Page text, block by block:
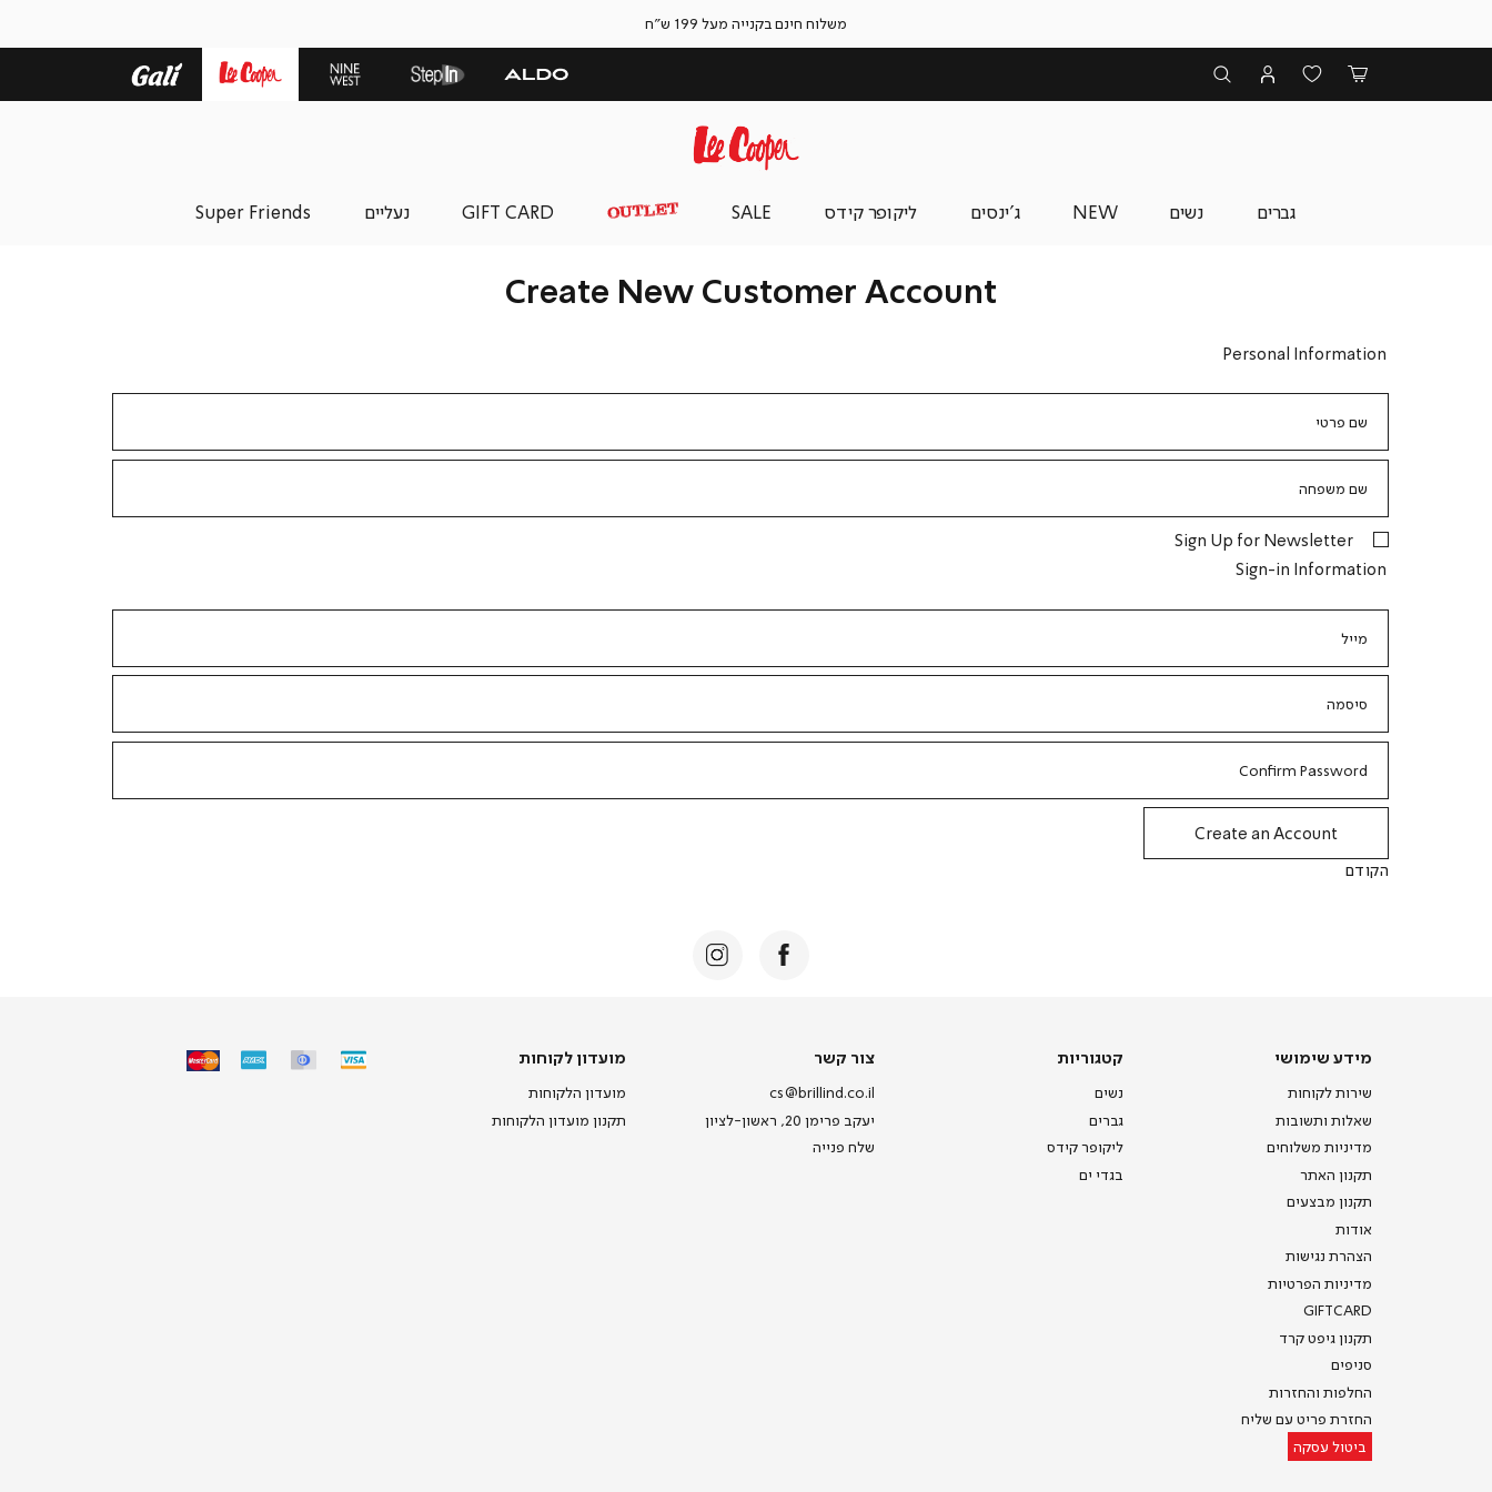
משלוח חינם בקנייה מעל 199 ש"ח
גברים נשים NEW ג'ינסים ליקופר קידס SALE
GIFT CARD נעליים Super Friends
Create New Customer Account
Personal Information
שם פרטי
שם משפחה
Sign Up for Newsletter
Sign-in Information
מייל
סיסמה
Confirm Password
Create an Account
הקודם
מידע
מידע שימושי
שירות לקוחות
שאלות ותשובות
מדיניות משלוחים
תקנון האתר
תקנון מבצעים
אודות
הצהרת נגישות
מדיניות הפרטיות
GIFTCARD
תקנון גיפט קרד
סניפים
החלפות והחזרות
החזרת פריט עם שליח
ביטול עסקה
קטגוריות
קטגוריות
נשים
גברים
ליקופר קידס
בגדי ים
צור
צור קשר
cs@brillind.co.il
יעקב פרימן 20, ראשון-לציון
שלח פנייה
מועדון
מועדון לקוחות
מועדון הלקוחות
תקנון מועדון הלקוחות